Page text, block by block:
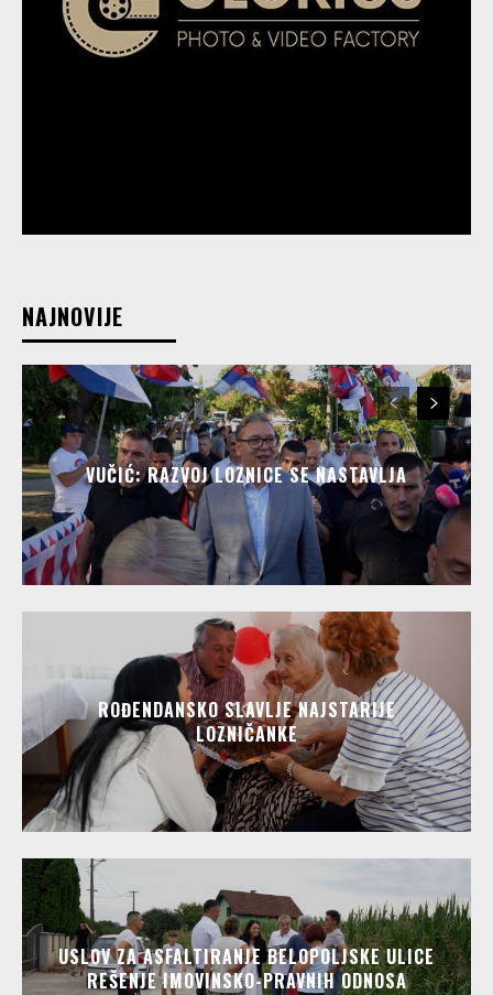
NAJNOVIJE
VUČIĆ: RAZVOJ LOZNICE SE NASTAVLJA
ROĐENDANSKO SLAVLJE NAJSTARIJE
LOZNIČANKE
USLOV ZA ASFALTIRANJE BELOPOLJSKE ULICE
REŠENJE IMOVINSKO-PRAVNIH ODNOSA